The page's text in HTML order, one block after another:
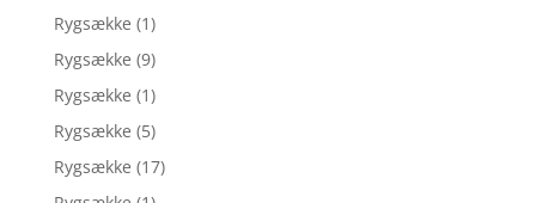
Rygsække (1)
Rygsække (9)
Rygsække (1)
Rygsække (5)
Rygsække (17)